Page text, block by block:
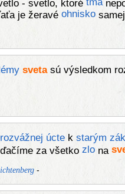
- svetlo, ktoré
je žeravé ohnisko
svetasú výsledkom
úctek starým
za všetko zlona
-